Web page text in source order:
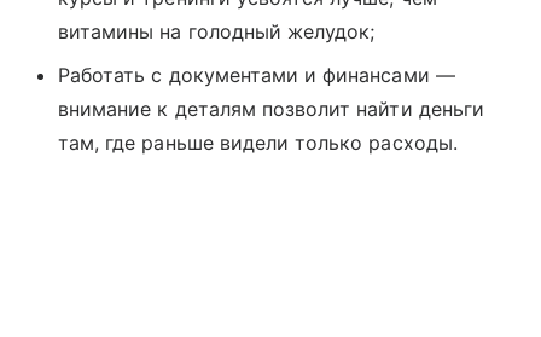
витамины на голодный желудок;
Работать с документами и финансами —
внимание к деталям позволит найти деньги
там, где раньше видели только расходы.